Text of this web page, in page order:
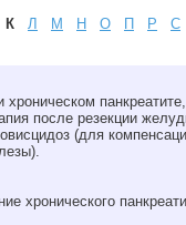
К Л М Н О П Р С
после резекции
(для
хронического